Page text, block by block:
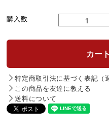
購入数
特定商取引法に基づく表記（
この商品を友達に教える
送料について